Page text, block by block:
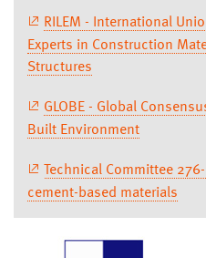
RILEM - International
Experts in Construction
Structures
GLOBE - Global
Built Environment
Technical Committee
cement-based materials